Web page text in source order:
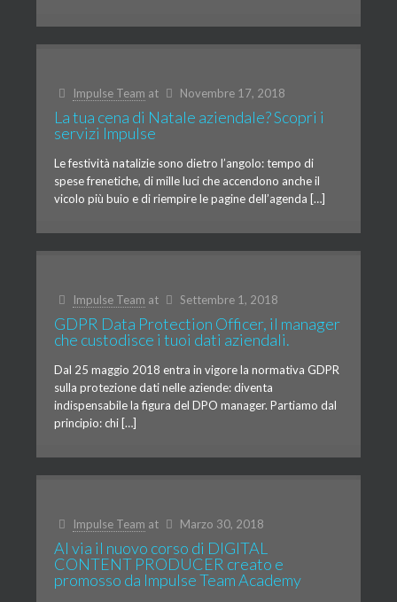
Impulse Team at Novembre 17, 2018
La tua cena di Natale aziendale? Scopri i
servizi Impulse
Le festività natalizie sono dietro l’angolo: tempo di
spese frenetiche, di mille luci che accendono anche il
vicolo più buio e di riempire le pagine dell’agenda […]
Impulse Team at Settembre 1, 2018
GDPR Data Protection Officer, il manager
che custodisce i tuoi dati aziendali.
Dal 25 maggio 2018 entra in vigore la normativa GDPR
sulla protezione dati nelle aziende: diventa
indispensabile la figura del DPO manager. Partiamo dal
principio: chi […]
Impulse Team at Marzo 30, 2018
Al via il nuovo corso di DIGITAL
CONTENT PRODUCER creato e
promosso da Impulse Team Academy